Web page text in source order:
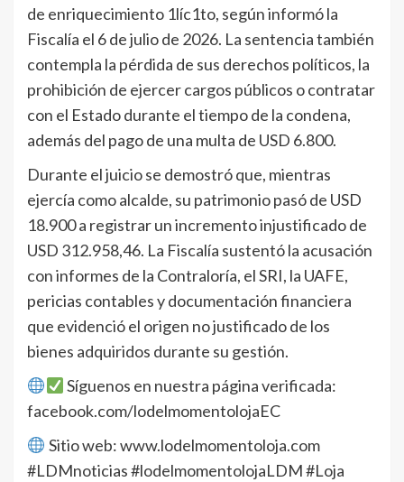
de enriquecimiento 1líc1to, según informó la
Fiscalía el 6 de julio de 2026. La sentencia también
contempla la pérdida de sus derechos políticos, la
prohibición de ejercer cargos públicos o contratar
con el Estado durante el tiempo de la condena,
además del pago de una multa de USD 6.800.
Durante el juicio se demostró que, mientras
ejercía como alcalde, su patrimonio pasó de USD
18.900 a registrar un incremento injustificado de
USD 312.958,46. La Fiscalía sustentó la acusación
con informes de la Contraloría, el SRI, la UAFE,
pericias contables y documentación financiera
que evidenció el origen no justificado de los
bienes adquiridos durante su gestión.
Síguenos en nuestra página verificada:
facebook.com/lodelmomentolojaEC
Sitio web: www.lodelmomentoloja.com
#LDMnoticias #lodelmomentolojaLDM #Loja